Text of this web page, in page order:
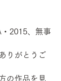
2015、無事
りがとうご
の作品を見